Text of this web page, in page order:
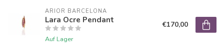
ARIOR BARCELONA
Lara Ocre Pendant
Auf Lager
€170,00